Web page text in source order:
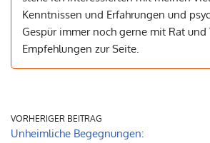
Kenntnissen und Erfahrungen und
Gespür immer noch gerne mit Rat und
Empfehlungen zur Seite.
VORHERIGER BEITRAG
Unheimliche Begegnungen: